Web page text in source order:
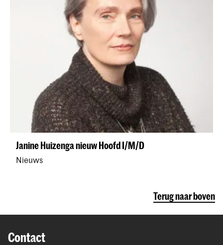
Janine Huizenga nieuw Hoofd I/M/D
Nieuws
Terug naar boven
Contact